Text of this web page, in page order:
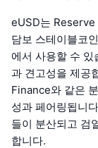
eUSD는 Reserve
담보 스테이블코
에서 사용할 수 있
과 견고성을 제공
Finance와 같은
성과 페어링됩니
들이 분산되고 검
합니다.